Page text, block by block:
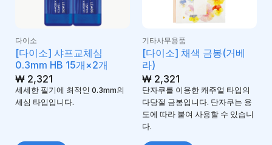
다이소
[다이소] 샤프교체심
0.3mm HB 15개×2개
₩2,321
세세한 필기에 최적인 0.3mm의
세심 타입입니다.
기타사무용품
[다이소] 채색 금봉(거베
라)
₩2,321
단자쿠를 이용한 캐주얼 타입의
다당절 금봉입니다. 단자쿠는 용
도에 따라 붙여 사용할 수 있습니
다.